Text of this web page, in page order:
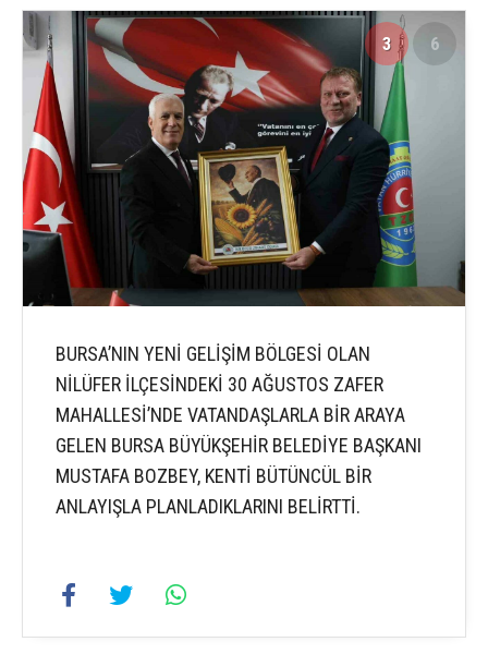
3 6
BURSA’NIN YENİ GELİŞİM BÖLGESİ OLAN
NİLÜFER İLÇESİNDEKİ 30 AĞUSTOS ZAFER
MAHALLESİ’NDE VATANDAŞLARLA BİR ARAYA
GELEN BURSA BÜYÜKŞEHİR BELEDİYE BAŞKANI
MUSTAFA BOZBEY, KENTİ BÜTÜNCÜL BİR
ANLAYIŞLA PLANLADIKLARINI BELİRTTİ.